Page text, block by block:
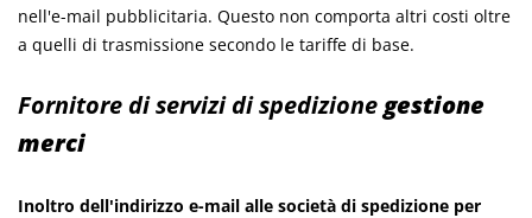
nell'e-mail pubblicitaria. Questo non comporta altri costi oltre
a quelli di trasmissione secondo le tariffe di base.
Fornitore di servizi di spedizionegestione
merci
Inoltro dell'indirizzo e-mail alle società di spedizione per